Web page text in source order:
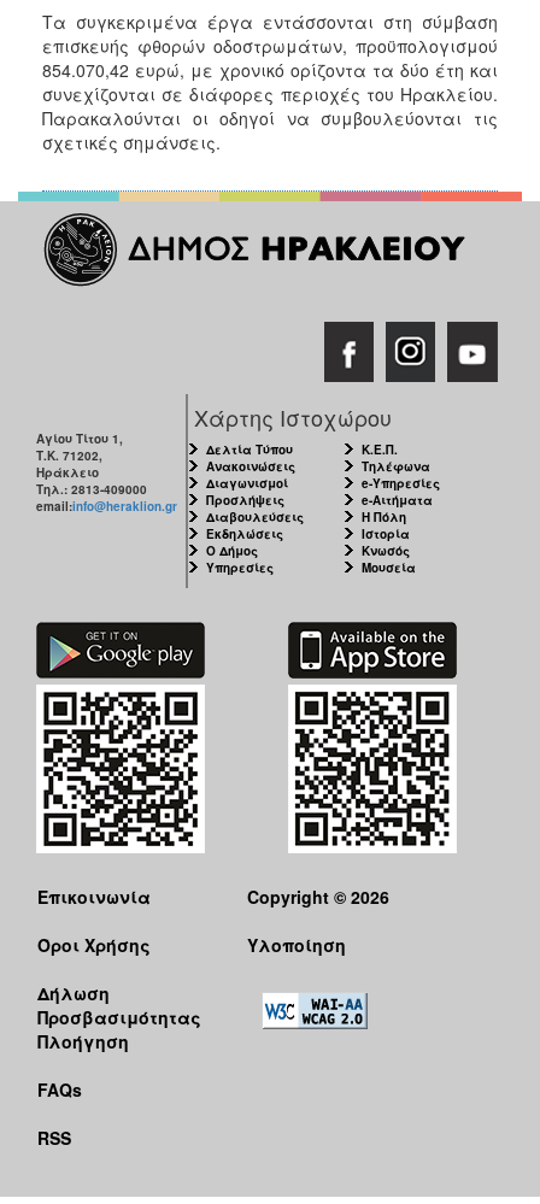
Τα συγκεκριμένα έργα εντάσσονται στη σύμβαση
επισκευής φθορών οδοστρωμάτων, προϋπολογισμού
854.070,42 ευρώ, με χρονικό ορίζοντα τα δύο έτη και
συνεχίζονται σε διάφορες περιοχές του Ηρακλείου.
Παρακαλούνται οι οδηγοί να συμβουλεύονται τις
σχετικές σημάνσεις.
Αγίου Τίτου 1,
Τ.Κ. 71202,
Ηράκλειο
Τηλ.: 2813-409000
email:info@heraklion.gr
Χάρτης Ιστοχώρου
Δελτία Τύπου
Ανακοινώσεις
Διαγωνισμοί
Προσλήψεις
Διαβουλεύσεις
Εκδηλώσεις
Ο Δήμος
Υπηρεσίες
Κ.Ε.Π.
Τηλέφωνα
e-Υπηρεσίες
e-Αιτήματα
Η Πόλη
Ιστορία
Κνωσός
Μουσεία
Επικοινωνία
Όροι Χρήσης
Δήλωση
Προσβασιμότητας
Πλοήγηση
FAQs
RSS
Copyright © 2026
Υλοποίηση